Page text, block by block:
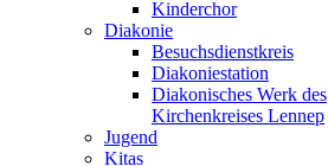
Kinderchor
Diakonie
Besuchsdienstkreis
Diakoniestation
Diakonisches Werk des
Kirchenkreises Lennep
Jugend
Kitas